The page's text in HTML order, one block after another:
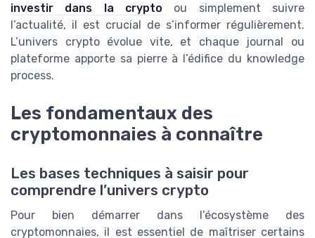
investir dans la crypto ou simplement suivre
l’actualité, il est crucial de s’informer régulièrement.
L’univers crypto évolue vite, et chaque journal ou
plateforme apporte sa pierre à l’édifice du knowledge
process.
Les fondamentaux des
cryptomonnaies à connaître
Les bases techniques à saisir pour
comprendre l’univers crypto
Pour bien démarrer dans l’écosystème des
cryptomonnaies, il est essentiel de maîtriser certains